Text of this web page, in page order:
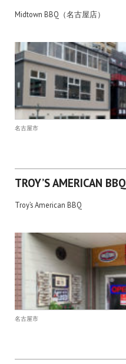
Midtown BBQ（名古屋店）
名古屋市
TROY’S AMERICAN BBQ
Troy’s American BBQ
名古屋市